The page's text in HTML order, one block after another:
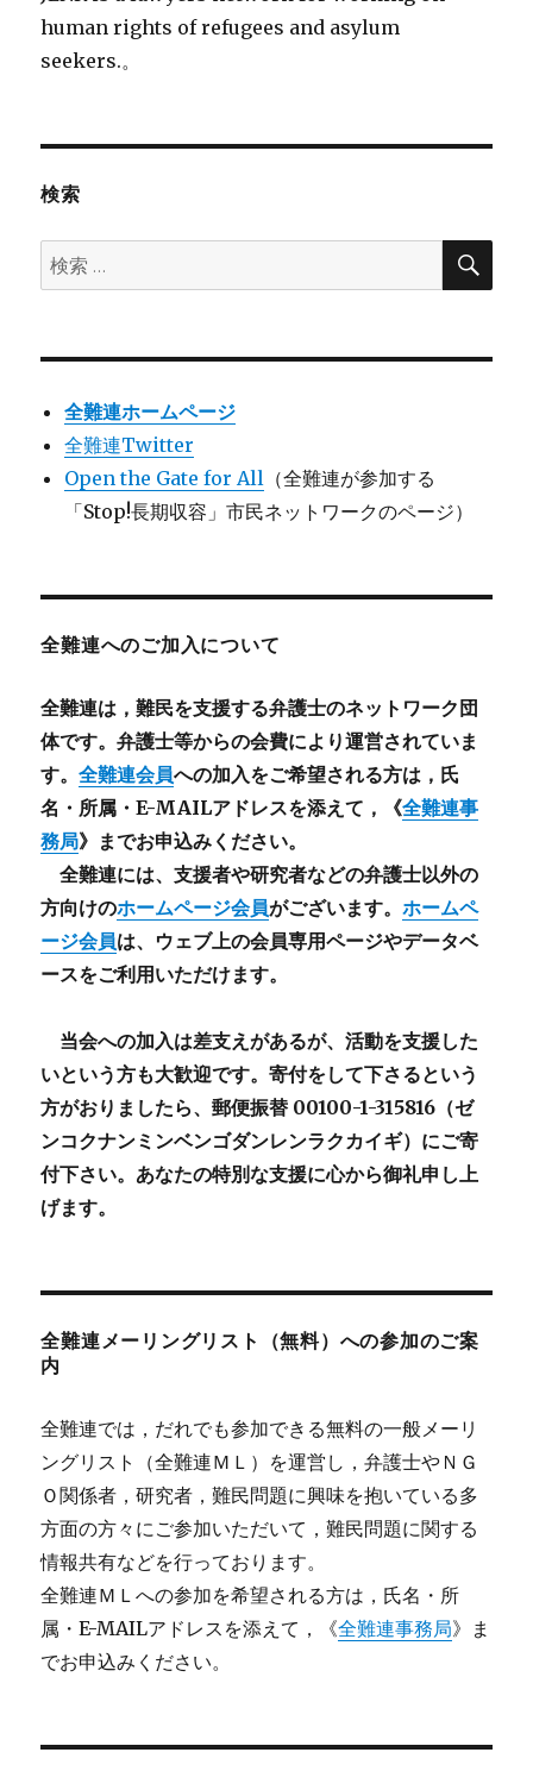
human rights of refugees and asylum
seekers.。
検索
検
索:
検
全難連ホームページ
全難連Twitter
Open the Gate for All （全難連が参加する
「Stop!長期収容」市民ネットワークのページ）
全難連へのご加入について
全難連は，難民を支援する弁護士のネットワーク団
体です。弁護士等からの会費により運営されていま
す。全難連会員への加入をご希望される方は，氏
名・所属・E-MAILアドレスを添えて，《全難連事
務局》までお申込みください。
全難連には、支援者や研究者などの弁護士以外の
方向けのホームページ会員がございます。ホームペ
ージ会員は、ウェブ上の会員専用ページやデータベ
ースをご利用いただけます。
当会への加入は差支えがあるが、活動を支援した
いという方も大歓迎です。寄付をして下さるという
方がおりましたら、郵便振替 00100-1-315816（ゼ
ンコクナンミンベンゴダンレンラクカイギ）にご寄
付下さい。あなたの特別な支援に心から御礼申し上
げます。
全難連メーリングリスト（無料）への参加のご案
内
全難連では，だれでも参加できる無料の一般メーリ
ングリスト（全難連ＭＬ）を運営し，弁護士やＮＧ
Ｏ関係者，研究者，難民問題に興味を抱いている多
方面の方々にご参加いただいて，難民問題に関する
情報共有などを行っております。
全難連ＭＬへの参加を希望される方は，氏名・所
属・E-MAILアドレスを添えて，《全難連事務局》ま
でお申込みください。